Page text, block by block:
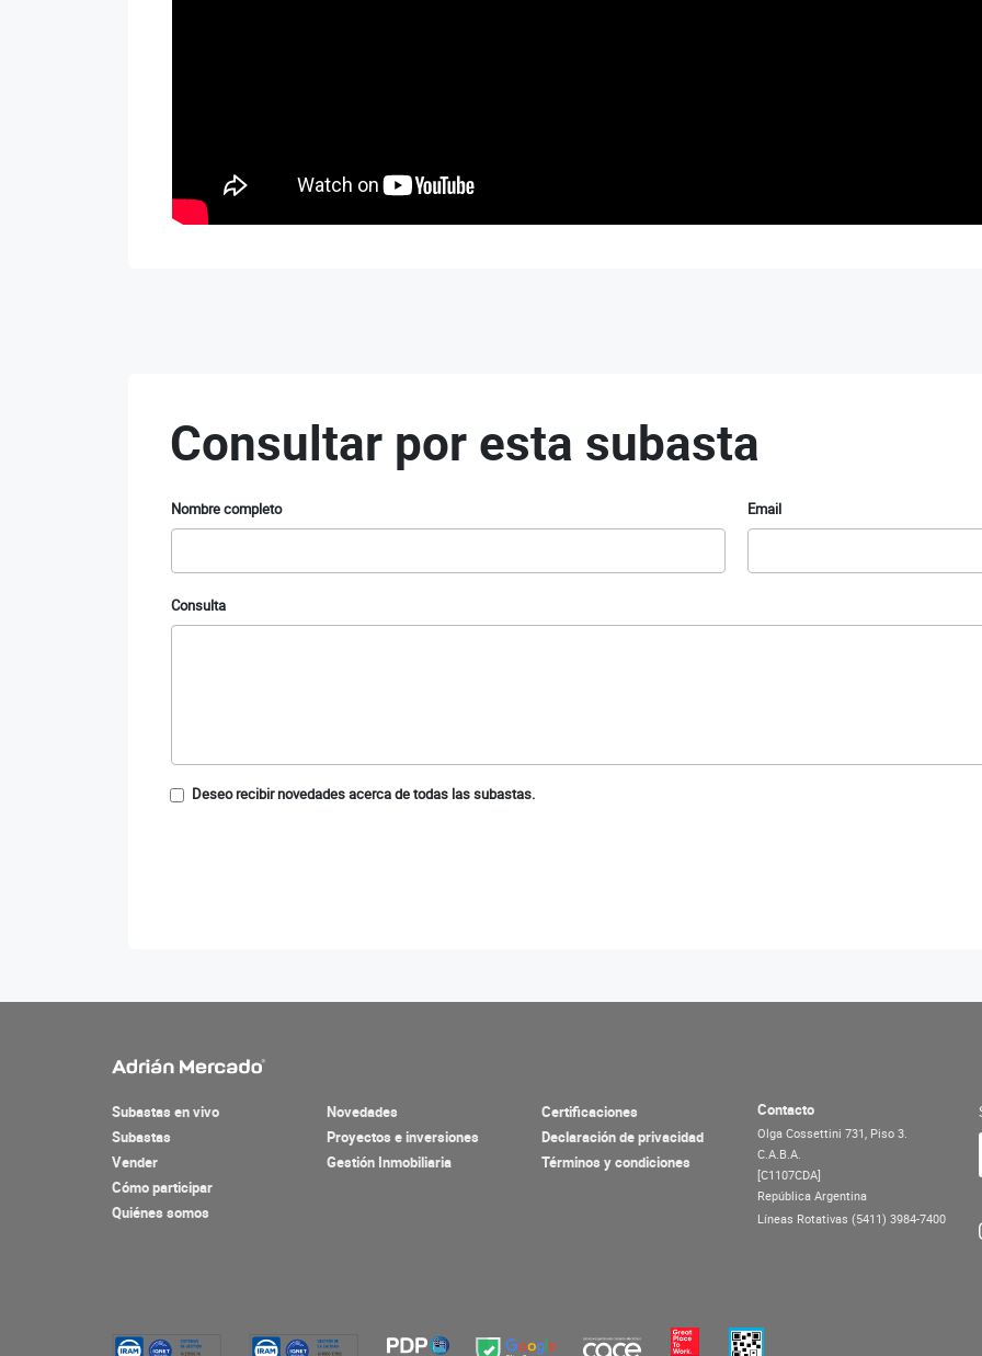
Consultar por esta subasta
Nombre completo Email
Consulta
Deseo recibir novedades acerca de todas las subastas.
Subastas en vivo
Subastas
Vender
Cómo participar
Quiénes somos
Novedades
Proyectos e inversiones
Gestión Inmobiliaria
Certificaciones
Declaración de privacidad
Términos y condiciones
Contacto
Olga Cossettini 731, Piso 3.
C.A.B.A.
[C1107CDA]
República Argentina
Líneas Rotativas (5411) 3984-7400